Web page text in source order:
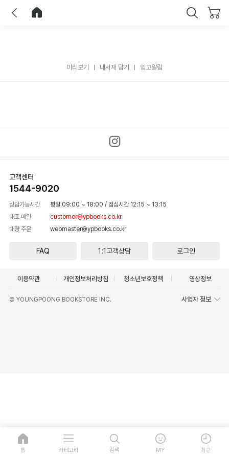
미리보기 내서재 담기 입고알림
고객센터
1544-9020
상담가능시간 평일 09:00 ~ 18:00 / 점심시간 12:15 ~ 13:15
대표 메일
customer@ypbooks.co.kr
대량 주문
webmaster@ypbooks.co.kr
FAQ 1:1고객상담 로그인
이용약관 개인정보처리방침 청소년보호정책 영상정보
© YOUNGPOONG BOOKSTORE INC. 사업자 정보
홈 카테고리 검색 MY 최근